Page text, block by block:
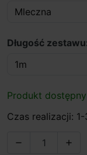
Długość
Produkt dostępny
Czas realizacji:
 